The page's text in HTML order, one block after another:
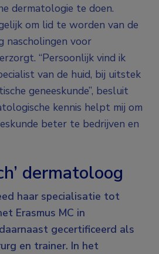
dermatologie te doen.
om lid te worden van de
nascholingen voor
“Persoonlijk vind ik
van de huid, bij uitstek
geneeskunde”, besluit
kennis helpt mij om
beter te bedrijven en
dermatoloog
haar specialisatie tot
Erasmus MC in
gecertificeerd als
en trainer. In het